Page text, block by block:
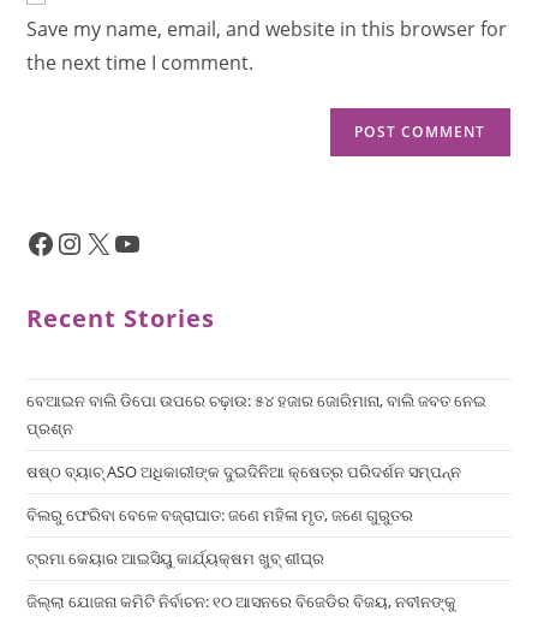
Save my name, email, and website in this browser for
the next time I comment.
Recent Stories
ବେଆଇନ ବାଲି ଡିପୋ ଉପରେ ଚଢ଼ାଉ: ୫୪ ହଜାର ଜୋରିମାନା, ବାଲି ଜବତ ନେଇ
ପ୍ରଶ୍ନ
ଷଷ୍ଠ ବ୍ୟାଚ୍‌ ASO ଅଧିକାରୀଙ୍କ ଦୁଇଦିନିଆ କ୍ଷେତ୍ର ପରିଦର୍ଶନ ସମ୍ପନ୍ନ
ବିଲରୁ ଫେରିବା ବେଳେ ବଜ୍ରାଘାତ: ଜଣେ ମହିଳା ମୃତ, ଜଣେ ଗୁରୁତର
ଟ୍ରମା କେୟାର ଆଇସିୟୁ କାର୍ଯ୍ୟକ୍ଷମ ଖୁବ୍ ଶୀଘ୍ର
ଜିଲ୍ଲା ଯୋଜନା କମିଟି ନିର୍ବାଚନ: ୧୦ ଆସନରେ ବିଜେଡିର ବିଜୟ, ନବୀନଙ୍କୁ